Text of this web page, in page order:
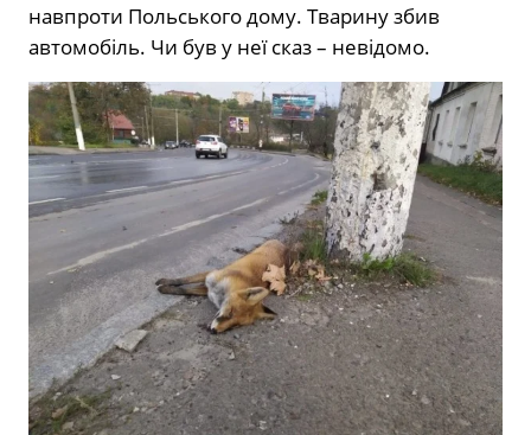
навпроти Польського дому. Тварину збив
автомобіль. Чи був у неї сказ – невідомо.